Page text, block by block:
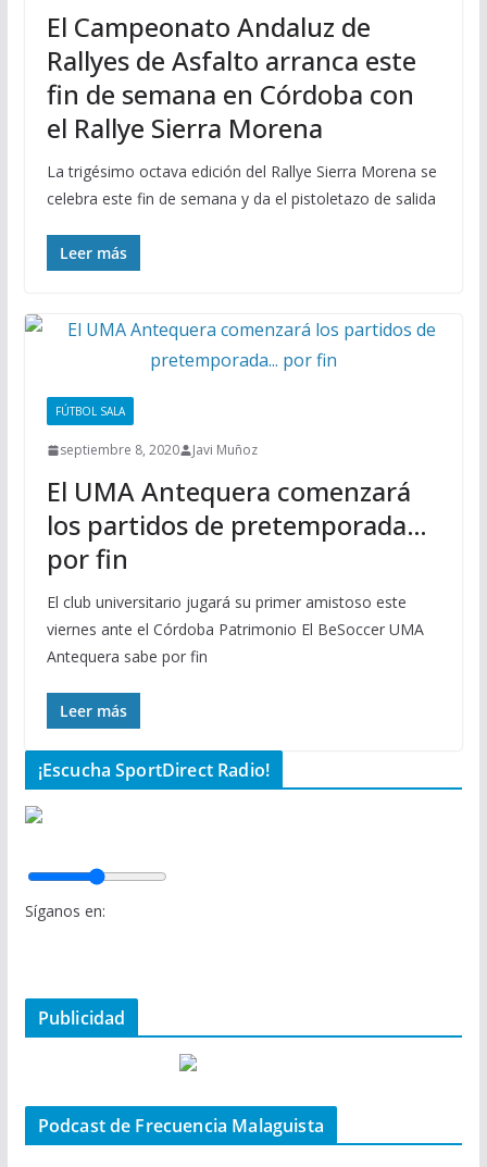
El Campeonato Andaluz de
Rallyes de Asfalto arranca este
fin de semana en Córdoba con
el Rallye Sierra Morena
La trigésimo octava edición del Rallye Sierra Morena se
celebra este fin de semana y da el pistoletazo de salida
Leer más
FÚTBOL SALA
septiembre 8, 2020 Javi Muñoz
El UMA Antequera comenzará
los partidos de pretemporada…
por fin
El club universitario jugará su primer amistoso este
viernes ante el Córdoba Patrimonio El BeSoccer UMA
Antequera sabe por fin
Leer más
¡Escucha SportDirect Radio!
Síganos en:
Publicidad
Podcast de Frecuencia Malaguista